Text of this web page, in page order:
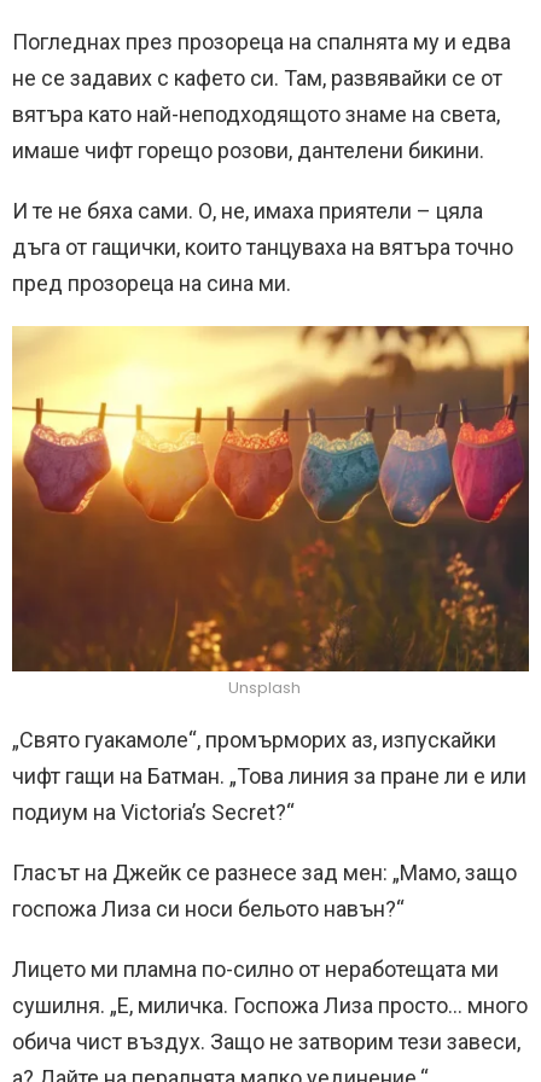
Погледнах през прозореца на спалнята му и едва
не се задавих с кафето си. Там, развявайки се от
вятъра като най-неподходящото знаме на света,
имаше чифт горещо розови, дантелени бикини.
И те не бяха сами. О, не, имаха приятели – цяла
дъга от гащички, които танцуваха на вятъра точно
пред прозореца на сина ми.
Unsplash
„Свято гуакамоле“, промърморих аз, изпускайки
чифт гащи на Батман. „Това линия за пране ли е или
подиум на Victoria’s Secret?“
Гласът на Джейк се разнесе зад мен: „Мамо, защо
госпожа Лиза си носи бельото навън?“
Лицето ми пламна по-силно от неработещата ми
сушилня. „Е, миличка. Госпожа Лиза просто… много
обича чист въздух. Защо не затворим тези завеси,